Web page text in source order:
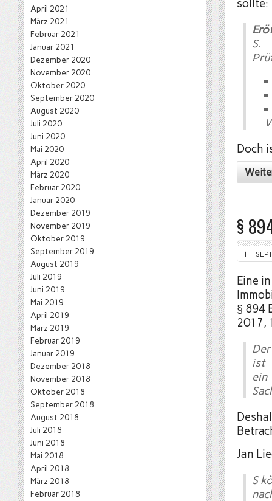
sollte:
S.
Doch
§
11.
Eine
§ 894
2017,
ist
Jan
S
April 2021
März 2021
Februar 2021
Januar 2021
Dezember 2020
November 2020
Oktober 2020
September 2020
August 2020
Juli 2020
Juni 2020
Mai 2020
April 2020
März 2020
Februar 2020
Januar 2020
Dezember 2019
November 2019
Oktober 2019
September 2019
August 2019
Juli 2019
Juni 2019
Mai 2019
April 2019
März 2019
Februar 2019
Januar 2019
Dezember 2018
November 2018
Oktober 2018
September 2018
August 2018
Juli 2018
Juni 2018
Mai 2018
April 2018
März 2018
Februar 2018